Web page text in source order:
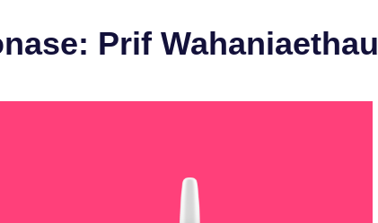
Prif Wahaniaethau